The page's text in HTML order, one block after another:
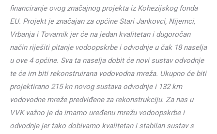
financiranje ovog značajnog projekta iz Kohezijskog fonda
EU. Projekt je značajan za općine Stari Jankovci, Nijemci,
Vrbanja i Tovarnik jer će na jedan kvalitetan i dugoročan
način riješiti pitanje vodoopskrbe i odvodnje u čak 18 naselja
u ove 4 općine. Sva ta naselja dobit će novi sustav odvodnje
te će im biti rekonstruirana vodovodna mreža. Ukupno će biti
projektirano 215 kn novog sustava odvodnje i 132 km
vodovodne mreže predviđene za rekonstrukciju. Za nas u
VVK važno je da imamo uređenu mrežu vodoopskrbe i
odvodnje jer tako dobivamo kvalitetan i stabilan sustav s